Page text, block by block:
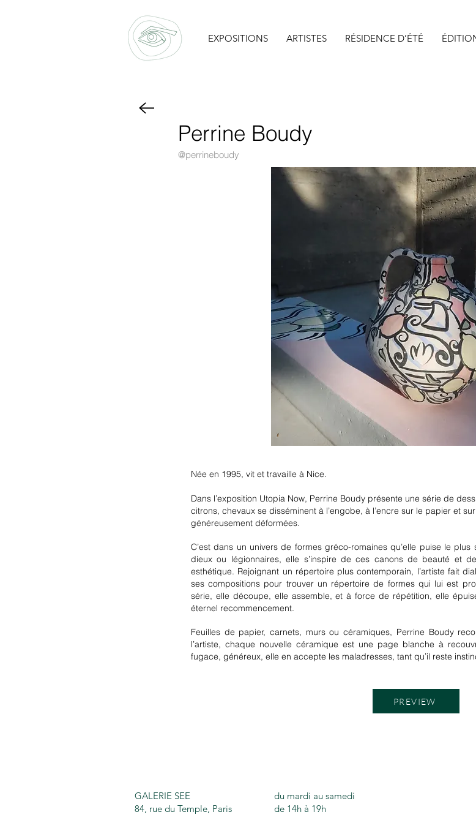
EXPOSITIONS ARTISTES RÉSIDENCE D’ÉTÉ
Perrine Boudy
@perrineboudy
Née en 1995, vit et travaille à Nice.
Dans l’exposition Utopia Now, Perrine Boudy présente une série de
citrons, chevaux se disséminent à l’engobe, à l’encre sur le papier et
généreusement déformées.
C’est dans un univers de formes gréco-romaines qu’elle puise le
dieux ou légionnaires, elle s’inspire de ces canons de beauté et
esthétique. Rejoignant un répertoire plus contemporain, l’artiste fait
ses compositions pour trouver un répertoire de formes qui lui est
série, elle découpe, elle assemble, et à force de répétition, elle
éternel recommencement.
Feuilles de papier, carnets, murs ou céramiques, Perrine Boudy
l’artiste, chaque nouvelle céramique est une page blanche à
fugace, généreux, elle en accepte les maladresses, tant qu’il reste
PREVIEW
GALERIE SEE
84, rue du Temple, Paris
du mardi au samedi
de 14h à 19h